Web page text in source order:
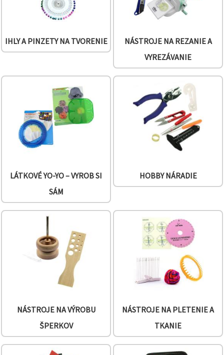
marketing.
Môžete
všetkých
na "Prijať
všetky!"
môžete
uviesť svoje
preferencie
výberom
daného
cookie a
kliknutím
IHLY A PINZETY NA TVORENIE
NÁSTROJE NA REZANIE A
VYREZÁVANIE
LÁTKOVÉ YO-YO – VYROB SI
SÁM
HOBBY NÁRADIE
NÁSTROJE NA VÝROBU
ŠPERKOV
NÁSTROJE NA PLETENIE A
TKANIE